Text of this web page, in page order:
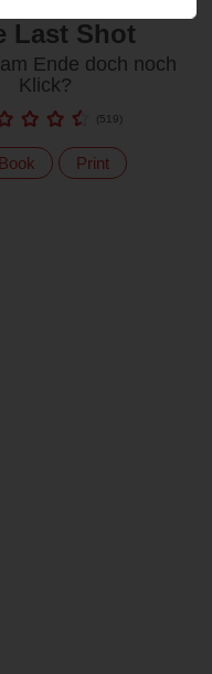
Last Shot
Ende doch noch
Klick?
(519)
Print